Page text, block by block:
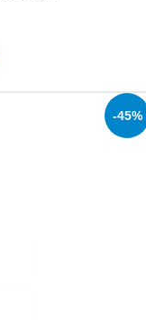
price was: €10.99.
price is: €6.59.
-45%